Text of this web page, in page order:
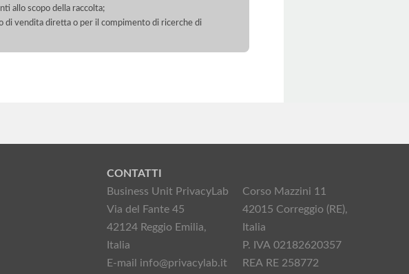
allo scopo della raccolta;
di vendita diretta o per il compimento di ricerche di
CONTATTI
Business Unit PrivacyLab
Via del Fante 45
42124 Reggio Emilia,
Italia
E-mail info@privacylab.it
Corso Mazzini 11
42015 Correggio (RE),
Italia
P. IVA 02182620357
REA RE 258772